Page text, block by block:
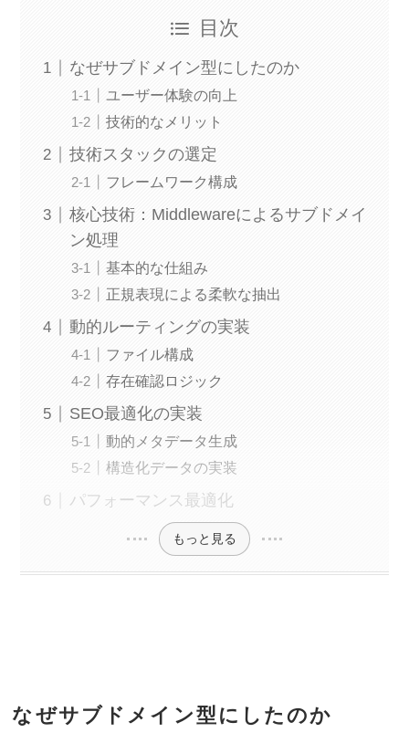
目次
なぜサブドメイン型にしたのか
ユーザー体験の向上
技術的なメリット
技術スタックの選定
フレームワーク構成
核心技術：Middlewareによるサブドメイ
ン処理
基本的な仕組み
正規表現による柔軟な抽出
動的ルーティングの実装
ファイル構成
存在確認ロジック
SEO最適化の実装
動的メタデータ生成
構造化データの実装
パフォーマンス最適化
もっと見る
なぜサブドメイン型にしたのか